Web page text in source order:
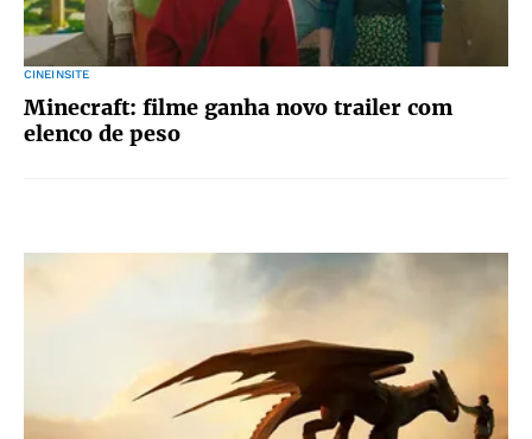
CINEINSITE
Minecraft: filme ganha novo trailer com
elenco de peso